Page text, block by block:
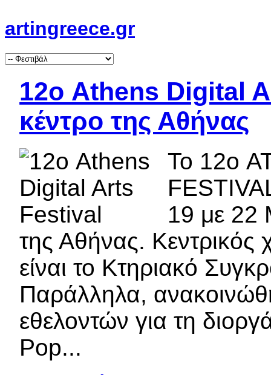
artingreece.gr
12ο Athens Digital
κέντρο της Αθήνας
Το 12ο
19 με 22
της Αθήνας. Κεντρικός
είναι το Κτηριακό
Παράλληλα,
εθελοντών για τη
Pop...